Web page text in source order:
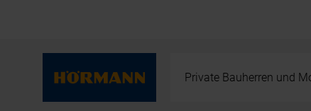
Private Bauherren und